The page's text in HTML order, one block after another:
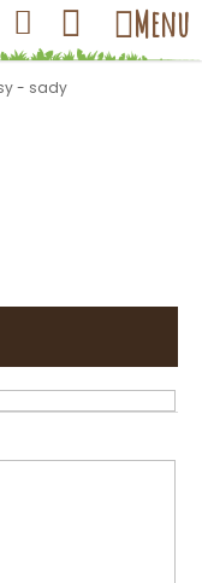
Hledat Přihlášení
Nákupní
košík
Menu
- sady